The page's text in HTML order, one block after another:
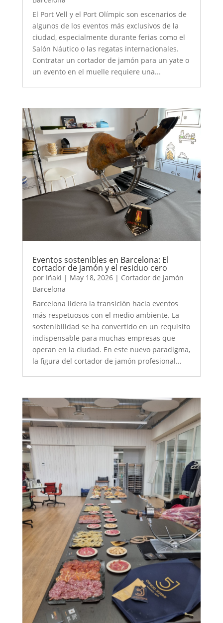
El Port Vell y el Port Olímpic son escenarios de
algunos de los eventos más exclusivos de la
ciudad, especialmente durante ferias como el
Salón Náutico o las regatas internacionales.
Contratar un cortador de jamón para un yate o
un evento en el muelle requiere una...
Eventos sostenibles en Barcelona: El
cortador de jamón y el residuo cero
por Iñaki | May 18, 2026| Cortador de jamón
Barcelona
Barcelona lidera la transición hacia eventos
más respetuosos con el medio ambiente. La
sostenibilidad se ha convertido en un requisito
indispensable para muchas empresas que
operan en la ciudad. En este nuevo paradigma,
la figura del cortador de jamón profesional...